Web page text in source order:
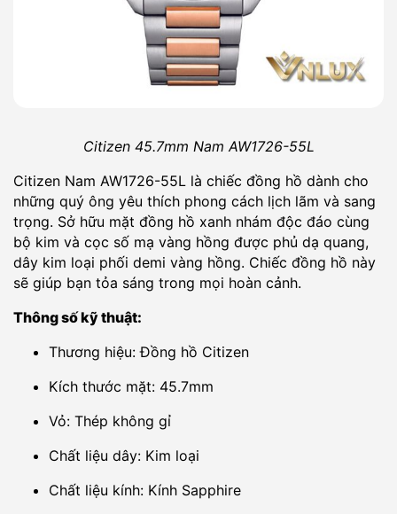
Citizen 45.7mm Nam AW1726-55L
Citizen Nam AW1726-55L là chiếc đồng hồ dành cho
những quý ông yêu thích phong cách lịch lãm và sang
trọng. Sở hữu mặt đồng hồ xanh nhám độc đáo cùng
bộ kim và cọc số mạ vàng hồng được phủ dạ quang,
dây kim loại phối demi vàng hồng. Chiếc đồng hồ này
sẽ giúp bạn tỏa sáng trong mọi hoàn cảnh.
Thông số kỹ thuật:
Thương hiệu: Đồng hồ Citizen
Kích thước mặt: 45.7mm
Vỏ: Thép không gỉ
Chất liệu dây: Kim loại
Chất liệu kính: Kính Sapphire